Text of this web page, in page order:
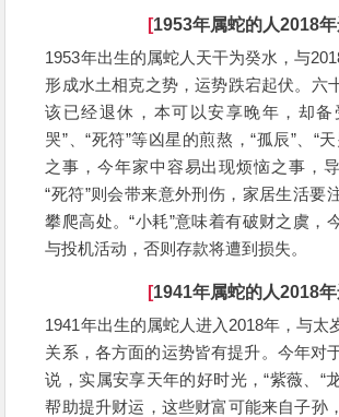
[1953年属蛇的人2018
1953年出生的属蛇人天干为癸水，与
形成水土相克之势，运势跌宕起伏。六
该已经退休，本可以安享晚年，却备
哭”、“死符”等凶星的煎熬，“孤辰”、“
之事，今年家中容易出现烦恼之事，导
“死符”则会带来意外刑伤，家居生活要
攀爬高处。“小耗”意味着有破财之虞，
与投机活动，否则存款将遭到损失。
[1941年属蛇的人2018
1941年出生的属蛇人进入2018年，与太
关系，各方面的运势皆有提升。今年对
说，实属安享天年的好时光，“紫薇、“
帮助提升财运，这些财富可能来自子孙